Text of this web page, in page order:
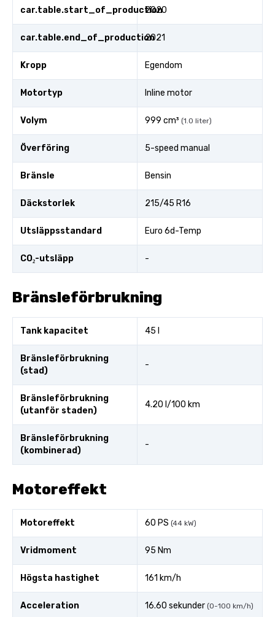
car.table.start_of_production
2020
car.table.end_of_production2021
Kropp Egendom
Motortyp Inline motor
Volym 999 cm³ (1.0 liter)
Överföring 5-speed manual
Bränsle Bensin
Däckstorlek 215/45 R16
Utsläppsstandard Euro 6d-Temp
CO₂-utsläpp -
Bränsleförbrukning
Tank kapacitet 45 l
Bränsleförbrukning
(stad)
-
Bränsleförbrukning
(utanför staden)
4.20 l/100 km
Bränsleförbrukning
(kombinerad)
-
Motoreffekt
Motoreffekt 60 PS (44 kW)
Vridmoment 95 Nm
Högsta hastighet 161 km/h
Acceleration 16.60 sekunder (0-100 km/h)